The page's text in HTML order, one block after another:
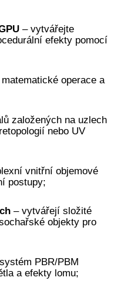
– vytvářejte
efekty pomocí
operace a
založených na uzlech
nebo UV
vnitřní objemové
postupy;
– vytvářejí složité
objekty pro
PBR/PBM
a efekty lomu;